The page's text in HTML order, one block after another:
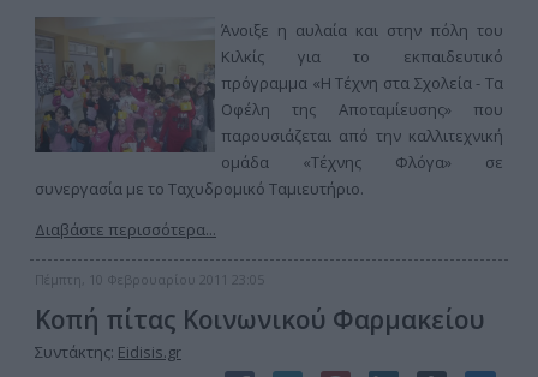
Άνοιξε η αυλαία και στην πόλη του
Κιλκίς για το εκπαιδευτικό
πρόγραμμα «Η Τέχνη στα Σχολεία - Τα
Οφέλη της Αποταμίευσης» που
παρουσιάζεται από την καλλιτεχνική
ομάδα «Τέχνης Φλόγα» σε
συνεργασία με το Ταχυδρομικό Ταμιευτήριο.
Διαβάστε περισσότερα...
Πέμπτη, 10 Φεβρουαρίου 2011 23:05
Κοπή πίτας Κοινωνικού Φαρμακείου
Συντάκτης: Eidisis.gr